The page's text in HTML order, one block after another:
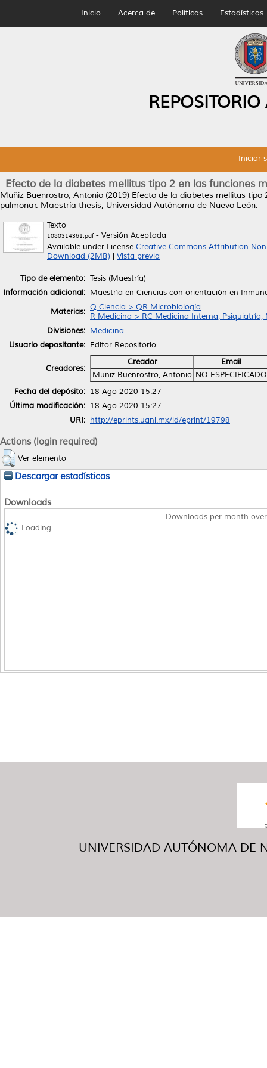
Inicio Acerca de Políticas Estadísticas
Iniciar
Efecto de la diabetes mellitus tipo 2 en las funciones
Muñiz Buenrostro, Antonio (2019) Efecto de la diabetes mellitus tipo
pulmonar. Maestría thesis, Universidad Autónoma de Nuevo León.
Texto
1080314361.pdf- Versión Aceptada
Available under License Creative Commons Attribution
Download (2MB)
Vista previa
Tipo de elemento: Tesis (Maestría)
Información adicional: Maestría en Ciencias con orientación en
Materias: Q Ciencia > QR Microbiología
R Medicina > RC Medicina Interna, Psiquiatría,
Divisiones: Medicina
Usuario depositante: Editor Repositorio
Creadores:
Creador
Email
Muñiz Buenrostro, Antonio NO ESPECIFICADO
Fecha del depósito: 18 Ago 2020 15:27
Última modificación: 18 Ago 2020 15:27
URI: http://eprints.uanl.mx/id/eprint/19798
Actions (login required)
Ver elemento
Descargar estadísticas
Downloads
Downloads per month
Loading...
UNIVERSIDAD AUTÓNOMA DE